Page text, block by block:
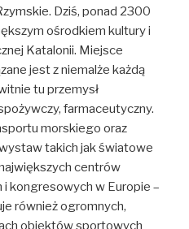
Dziś, ponad 2300
ośrodkiem kultury i
Katalonii. Miejsce
jest z niemalże każdą
tu przemysł
farmaceutyczny.
morskiego oraz
takich jak światowe
centrów
kongresowych w Europie –
również ogromnych,
obiektów sportowych